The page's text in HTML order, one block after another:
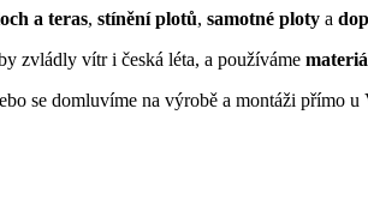
a teras, stínění plotů, samotné ploty a
zvládly vítr i česká léta, a používáme
se domluvíme na výrobě a montáži přímo u